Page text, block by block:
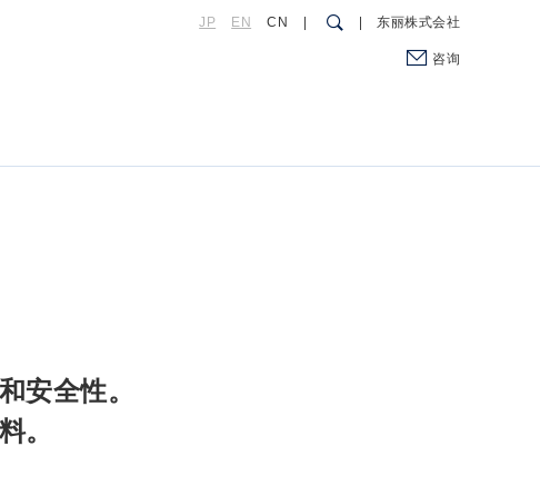
咨询
JP EN CN 东丽株式会社
安全性。
。